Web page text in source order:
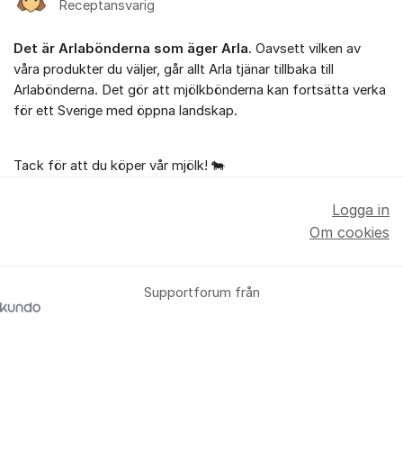
Receptansvarig
Det är Arlabönderna som äger Arla. Oavsett vilken av
våra produkter du väljer, går allt Arla tjänar tillbaka till
Arlabönderna. Det gör att mjölkbönderna kan fortsätta verka
för ett Sverige med öppna landskap.
Tack för att du köper vår mjölk! 🐄
Supportforum från
Logga in
Om cookies